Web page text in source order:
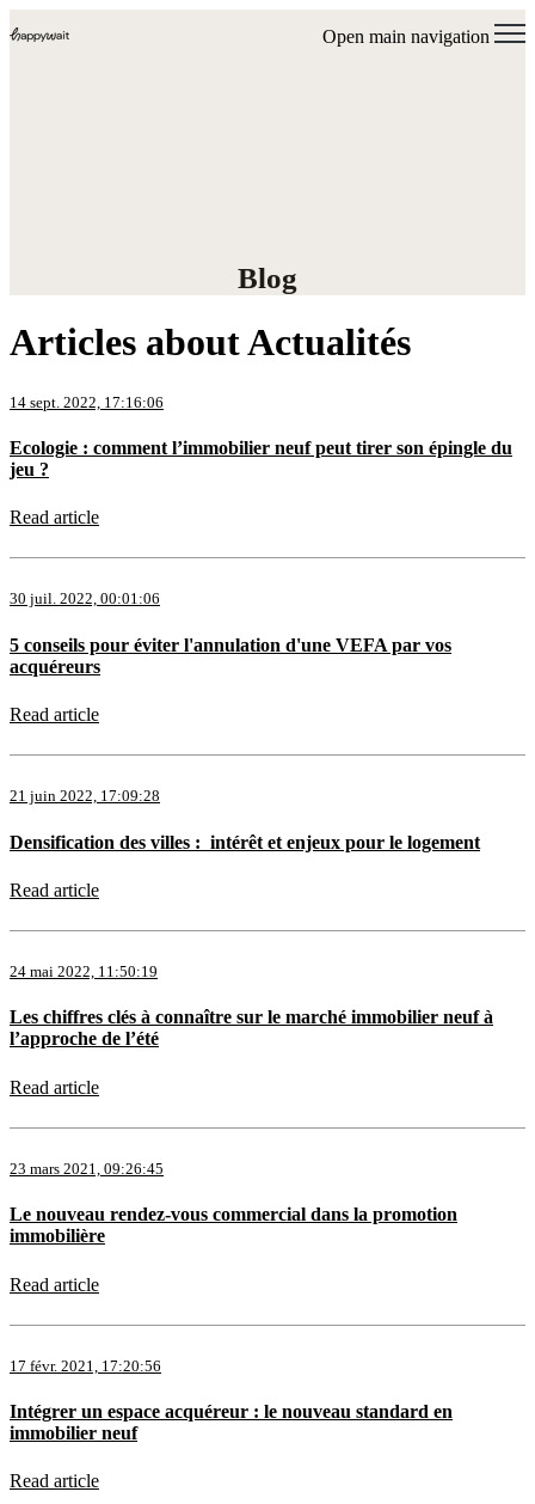
Open main navigation
Blog
Articles about Actualités
14 sept. 2022, 17:16:06
Ecologie : comment l’immobilier neuf peut tirer son épingle du
jeu ?
Read article
30 juil. 2022, 00:01:06
5 conseils pour éviter l'annulation d'une VEFA par vos
acquéreurs
Read article
21 juin 2022, 17:09:28
Densification des villes : intérêt et enjeux pour le logement
Read article
24 mai 2022, 11:50:19
Les chiffres clés à connaître sur le marché immobilier neuf à
l’approche de l’été
Read article
23 mars 2021, 09:26:45
Le nouveau rendez-vous commercial dans la promotion
immobilière
Read article
17 févr. 2021, 17:20:56
Intégrer un espace acquéreur : le nouveau standard en
immobilier neuf
Read article